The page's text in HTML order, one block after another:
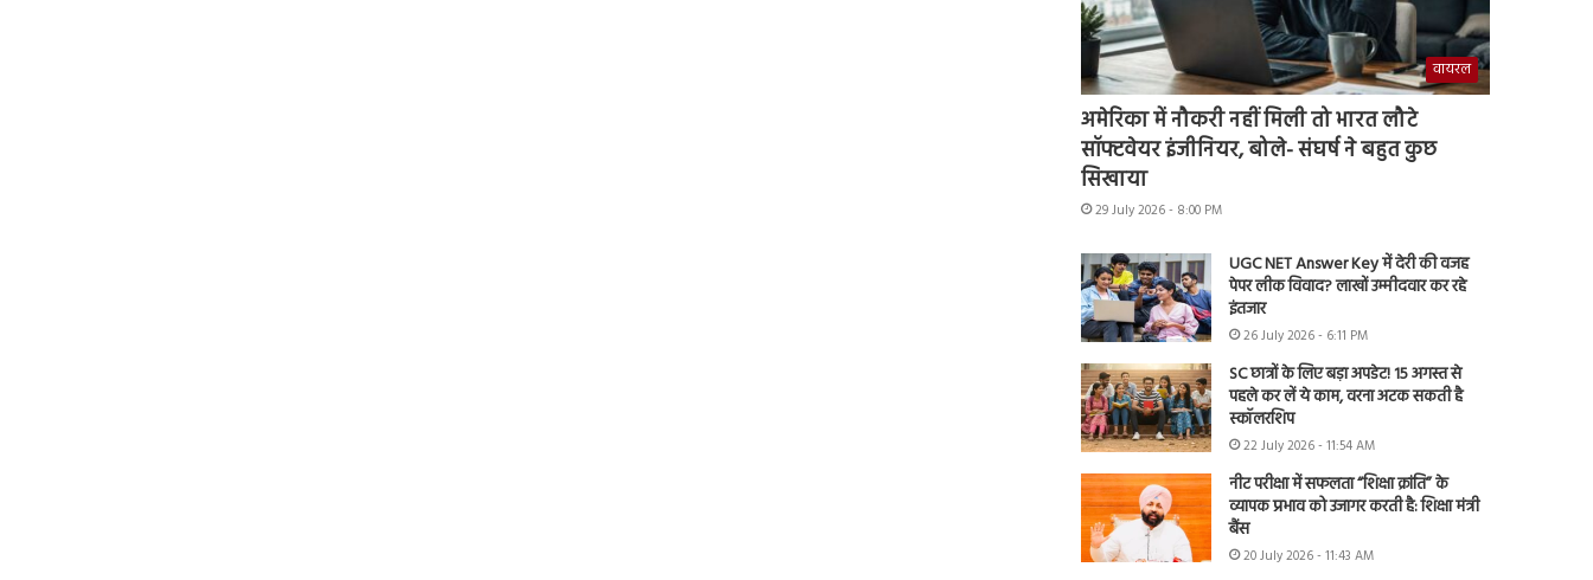
वायरल
अमेरिका में नौकरी नहीं मिली तो भारत लौटे
सॉफ्टवेयर इंजीनियर, बोले- संघर्ष ने बहुत कुछ
सिखाया
29 July 2026 - 8:00 PM
UGC NET Answer Key में देरी की वजह
पेपर लीक विवाद? लाखों उम्मीदवार कर रहे
इंतजार
26 July 2026 - 6:11 PM
SC छात्रों के लिए बड़ा अपडेट! 15 अगस्त से
पहले कर लें ये काम, वरना अटक सकती है
स्कॉलरशिप
22 July 2026 - 11:54 AM
नीट परीक्षा में सफलता “शिक्षा क्रांति” के
व्यापक प्रभाव को उजागर करती है: शिक्षा मंत्री
बैंस
20 July 2026 - 11:43 AM